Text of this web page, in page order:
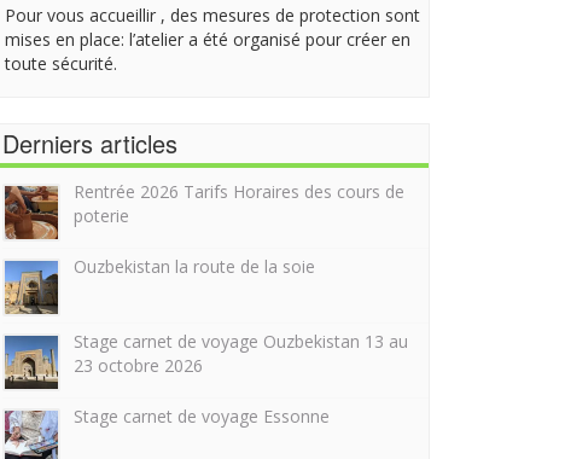
Pour vous accueillir , des mesures de protection sont
mises en place: l’atelier a été organisé pour créer en
toute sécurité.
Derniers articles
Rentrée 2026 Tarifs Horaires des cours de
poterie
Ouzbekistan la route de la soie
Stage carnet de voyage Ouzbekistan 13 au
23 octobre 2026
Stage carnet de voyage Essonne